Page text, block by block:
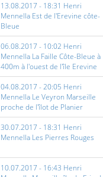
13.08.2017 - 18:31 Henri
Mennella Est de l'Erevine côte-
Bleue
06.08.2017 - 10:02 Henri
Mennella La Faille Côte-Bleue à
400m à l'ouest de l'île Erevine
04.08.2017 - 20:05 Henri
Mennella Le Veyron Marseille
proche de l'îlot de Planier
30.07.2017 - 18:31 Henri
Mennella Les Pierres Rouges
10.07.2017 - 16:43 Henri